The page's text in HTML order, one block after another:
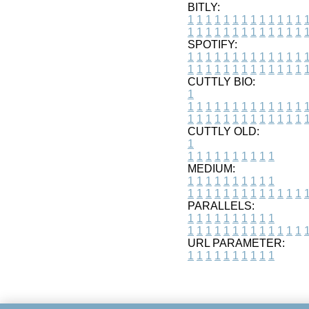
BITLY:
1 1 1 1 1 1 1 1 1 1 1 1 1 1
1 1 1 1 1 1 1 1 1 1 1 1 1 1
SPOTIFY:
1 1 1 1 1 1 1 1 1 1 1 1 1 1
1 1 1 1 1 1 1 1 1 1 1 1 1 1
CUTTLY BIO:
1
1 1 1 1 1 1 1 1 1 1 1 1 1 1
1 1 1 1 1 1 1 1 1 1 1 1 1 1
CUTTLY OLD:
1
1 1 1 1 1 1 1 1 1 1
MEDIUM:
1 1 1 1 1 1 1 1 1 1
1 1 1 1 1 1 1 1 1 1 1 1 1 1
PARALLELS:
1 1 1 1 1 1 1 1 1 1
1 1 1 1 1 1 1 1 1 1 1 1 1 1
URL PARAMETER:
1 1 1 1 1 1 1 1 1 1